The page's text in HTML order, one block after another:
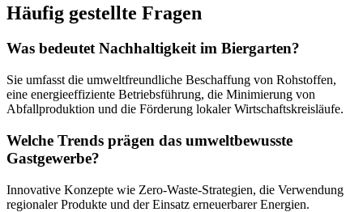
Häufig gestellte Fragen
Was bedeutet Nachhaltigkeit im Biergarten?
Sie umfasst die umweltfreundliche Beschaffung von Rohstoffen,
eine energieeffiziente Betriebsführung, die Minimierung von
Abfallproduktion und die Förderung lokaler Wirtschaftskreisläufe.
Welche Trends prägen das umweltbewusste
Gastgewerbe?
Innovative Konzepte wie Zero-Waste-Strategien, die Verwendung
regionaler Produkte und der Einsatz erneuerbarer Energien.